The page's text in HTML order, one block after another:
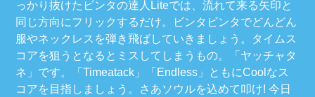
っかり抜けたビンタの達人Liteでは、流れて来る矢印と
同じ方向にフリックするだけ。ビンタビンタでどんどん
服やネックレスを弾き飛ばしていきましょう。タイムス
コアを狙うとなるとミスしてしまうもの。「ヤッチャタ
ネ」です。「Timeatack」「Endless」ともにCoolなス
コアを目指しましょう。さあソウルを込めて叩け! 今日